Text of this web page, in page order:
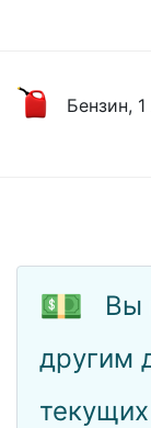
Бензин, 1
💵
Вы
другим